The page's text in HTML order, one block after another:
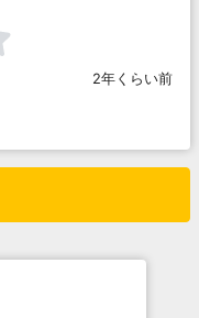
2年くらい前